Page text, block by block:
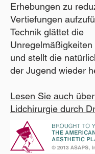
Erhebungen zu
Vertiefungen
Technik glättet die
Unregelmäßigkeiten
und stellt die
der Jugend wieder
Lesen Sie auch
Lidchirurgie durch